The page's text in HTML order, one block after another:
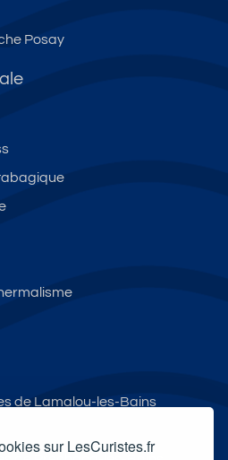
sur LesCuristes.fr
Posay
de Lamalou-les-Bains